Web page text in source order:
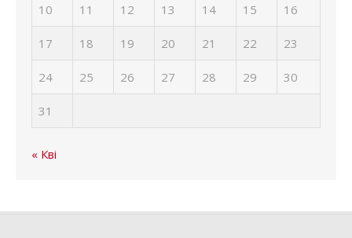
10 11 12 13 14 15 16
17 18 19 20 21 22 23
24 25 26 27 28 29 30
31
« Кві